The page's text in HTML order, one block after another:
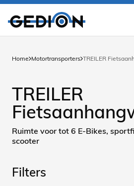
Home Motortransporters TREILER
TREILER
Ruimte voor tot 6 E-Bikes,
scooter
Filters